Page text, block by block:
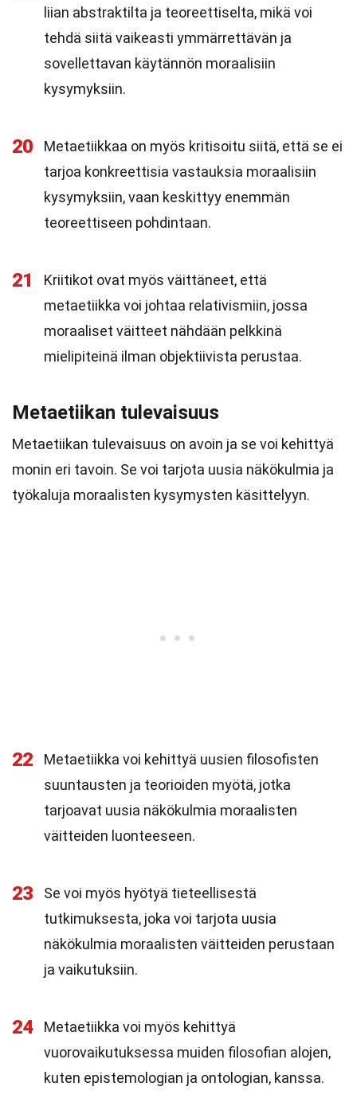
liian abstraktilta ja teoreettiselta, mikä voi
tehdä siitä vaikeasti ymmärrettävän ja
sovellettavan käytännön moraalisiin
kysymyksiin.
20
Metaetiikkaa on myös kritisoitu siitä, että se ei
tarjoa konkreettisia vastauksia moraalisiin
kysymyksiin, vaan keskittyy enemmän
teoreettiseen pohdintaan.
21
Kriitikot ovat myös väittäneet, että
metaetiikka voi johtaa relativismiin, jossa
moraaliset väitteet nähdään pelkkinä
mielipiteinä ilman objektiivista perustaa.
Metaetiikan tulevaisuus
Metaetiikan tulevaisuus on avoin ja se voi kehittyä
monin eri tavoin. Se voi tarjota uusia näkökulmia ja
työkaluja moraalisten kysymysten käsittelyyn.
22
Metaetiikka voi kehittyä uusien filosofisten
suuntausten ja teorioiden myötä, jotka
tarjoavat uusia näkökulmia moraalisten
väitteiden luonteeseen.
23
Se voi myös hyötyä tieteellisestä
tutkimuksesta, joka voi tarjota uusia
näkökulmia moraalisten väitteiden perustaan
ja vaikutuksiin.
24
Metaetiikka voi myös kehittyä
vuorovaikutuksessa muiden filosofian alojen,
kuten epistemologian ja ontologian, kanssa.